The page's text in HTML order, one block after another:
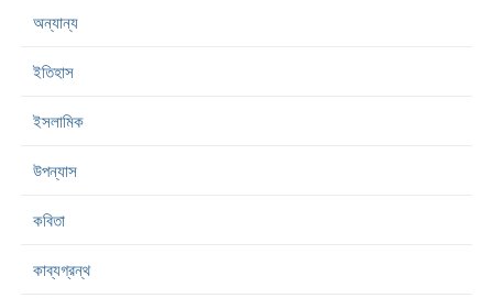
অন্যান্য
ইতিহাস
ইসলামিক
উপন্যাস
কবিতা
কাব্যগ্রন্থ